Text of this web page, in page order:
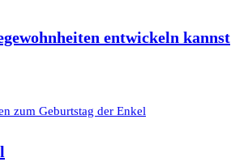
entwickeln kannst